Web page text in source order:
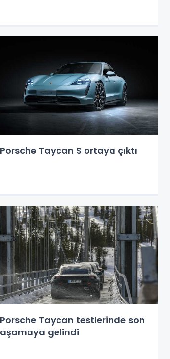
Porsche Taycan S ortaya çıktı
Porsche Taycan testlerinde son
aşamaya gelindi